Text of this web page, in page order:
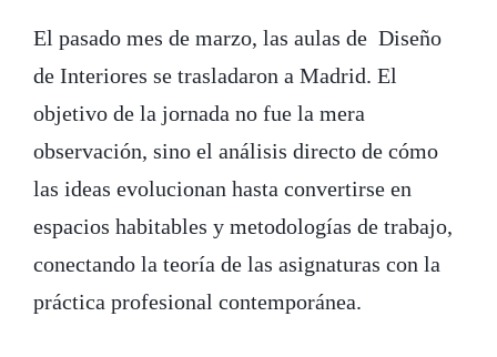
El pasado mes de marzo, las aulas de Diseño
de Interiores se trasladaron a Madrid. El
objetivo de la jornada no fue la mera
observación, sino el análisis directo de cómo
las ideas evolucionan hasta convertirse en
espacios habitables y metodologías de trabajo,
conectando la teoría de las asignaturas con la
práctica profesional contemporánea.